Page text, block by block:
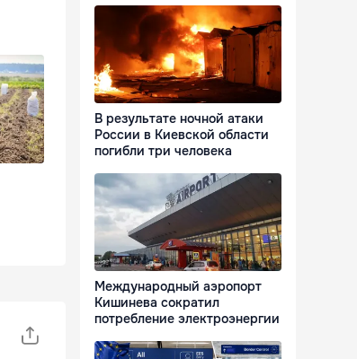
В результате ночной атаки
России в Киевской области
погибли три человека
Международный аэропорт
Кишинева сократил
потребление электроэнергии